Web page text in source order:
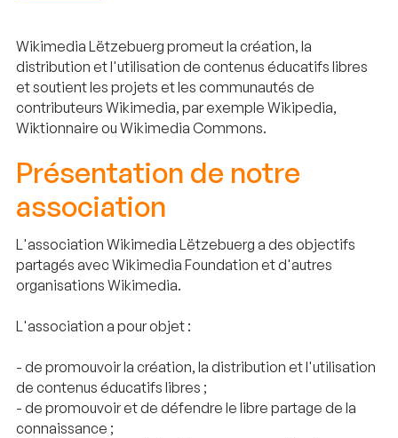
Wikimedia Lëtzebuerg promeut la création, la
distribution et l'utilisation de contenus éducatifs libres
et soutient les projets et les communautés de
contributeurs Wikimedia, par exemple Wikipedia,
Wiktionnaire ou Wikimedia Commons.
Présentation de notre
association
L'association Wikimedia Lëtzebuerg a des objectifs
partagés avec Wikimedia Foundation et d'autres
organisations Wikimedia.
L'association a pour objet :
- de promouvoir la création, la distribution et l'utilisation
de contenus éducatifs libres ;
- de promouvoir et de défendre le libre partage de la
connaissance ;